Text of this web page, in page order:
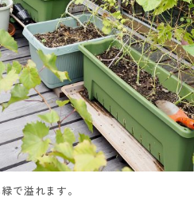
で溢れます。